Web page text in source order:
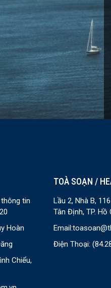
tin
Hoàn
Chiểu,
TOÀ SOẠN /
Lầu 2, Nhà B,
Tân Định, TP. Hồ
Email:
Điện Thoại: